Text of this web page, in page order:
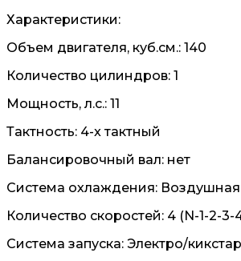
Характеристики:
Объем двигателя, куб.см.: 140
Количество цилиндров: 1
Мощность, л.с.: 11
Тактность: 4-x тактный
Балансировочный вал: нет
Система охлаждения: Воздушная
Количество скоростей: 4 (N-1-2-3-
Система запуска: Электро/